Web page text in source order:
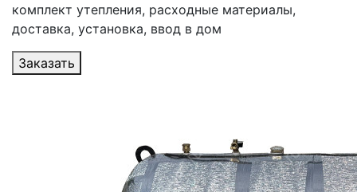
комплект утепления, расходные материалы,
доставка, установка, ввод в дом
Заказать